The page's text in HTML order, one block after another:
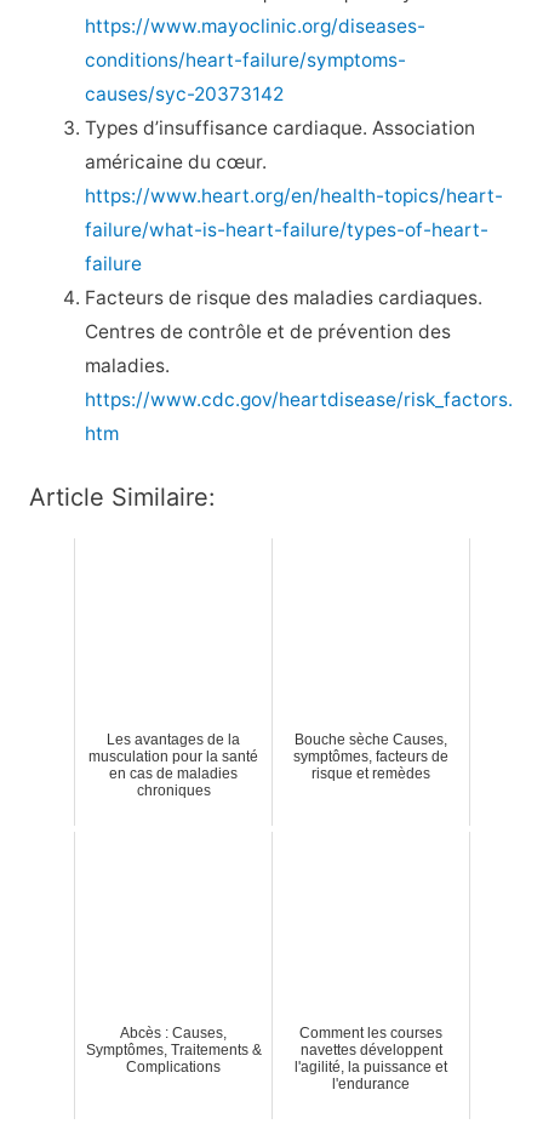
https://www.mayoclinic.org/diseases-
conditions/heart-failure/symptoms-
causes/syc-20373142
Types d’insuffisance cardiaque. Association
américaine du cœur.
https://www.heart.org/en/health-topics/heart-
failure/what-is-heart-failure/types-of-heart-
failure
Facteurs de risque des maladies cardiaques.
Centres de contrôle et de prévention des
maladies.
https://www.cdc.gov/heartdisease/risk_factors.
htm
Article Similaire:
Les avantages de la
musculation pour la santé
en cas de maladies
chroniques
Bouche sèche Causes,
symptômes, facteurs de
risque et remèdes
Abcès : Causes,
Symptômes, Traitements &
Complications
Comment les courses
navettes développent
l'agilité, la puissance et
l'endurance